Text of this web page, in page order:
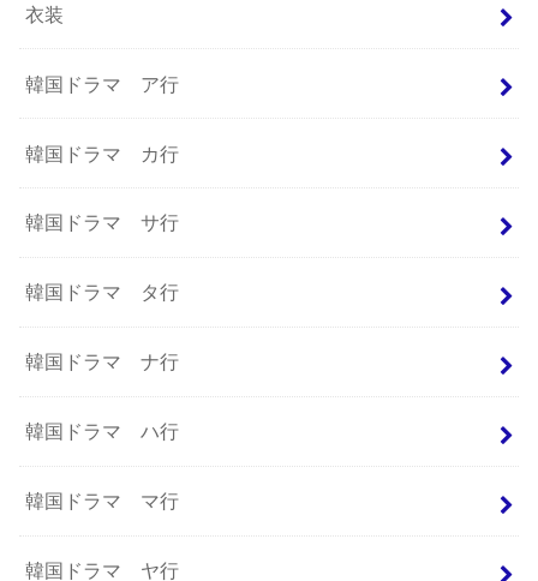
衣装
韓国ドラマ ア行
韓国ドラマ カ行
韓国ドラマ サ行
韓国ドラマ タ行
韓国ドラマ ナ行
韓国ドラマ ハ行
韓国ドラマ マ行
韓国ドラマ ヤ行